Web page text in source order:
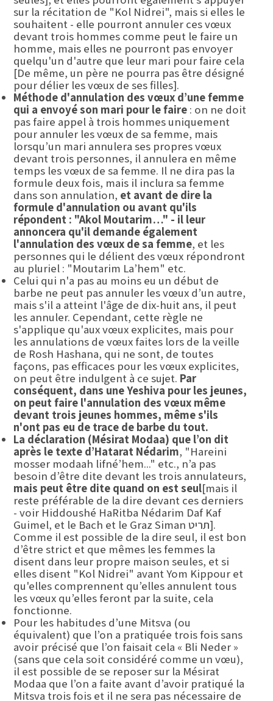
sur la récitation de "Kol Nidrei", mais si elles le
souhaitent - elle pourront annuler ces vœux
devant trois hommes comme peut le faire un
homme, mais elles ne pourront pas envoyer
quelqu'un d'autre que leur mari pour faire cela
[De même, un père ne pourra pas être désigné
pour délier les vœux de ses filles].
Méthode d'annulation des vœux d’une femme
qui a envoyé son mari pour le faire : on ne doit
pas faire appel à trois hommes uniquement
pour annuler les vœux de sa femme, mais
lorsqu’un mari annulera ses propres vœux
devant trois personnes, il annulera en même
temps les vœux de sa femme. Il ne dira pas la
formule deux fois, mais il inclura sa femme
dans son annulation, et avant de dire la
formule d'annulation ou avant qu'ils
répondent : "Akol Moutarim…" - il leur
annoncera qu'il demande également
l'annulation des vœux de sa femme, et les
personnes qui le délient des vœux répondront
au pluriel : "Moutarim La’hem" etc.
Celui qui n'a pas au moins eu un début de
barbe ne peut pas annuler les vœux d’un autre,
mais s'il a atteint l'âge de dix-huit ans, il peut
les annuler. Cependant, cette règle ne
s'applique qu'aux vœux explicites, mais pour
les annulations de vœux faites lors de la veille
de Rosh Hashana, qui ne sont, de toutes
façons, pas efficaces pour les vœux explicites,
on peut être indulgent à ce sujet. Par
conséquent, dans une Yeshiva pour les jeunes,
on peut faire l'annulation des vœux même
devant trois jeunes hommes, même s'ils
n'ont pas eu de trace de barbe du tout.
La déclaration (Mésirat Modaa) que l’on dit
après le texte d’Hatarat Nédarim, "Hareini
mosser modaah lifné’hem..." etc., n’a pas
besoin d’être dite devant les trois annulateurs,
mais peut être dite quand on est seul[mais il
reste préférable de la dire devant ces derniers
- voir Hiddoushé HaRitba Nédarim Daf Kaf
Guimel, et le Bach et le Graz Siman תריט].
Comme il est possible de la dire seul, il est bon
d’être strict et que mêmes les femmes la
disent dans leur propre maison seules, et si
elles disent "Kol Nidrei" avant Yom Kippour et
qu'elles comprennent qu’elles annulent tous
les vœux qu’elles feront par la suite, cela
fonctionne.
Pour les habitudes d’une Mitsva (ou
équivalent) que l’on a pratiquée trois fois sans
avoir précisé que l’on faisait cela « Bli Neder »
(sans que cela soit considéré comme un vœu),
il est possible de se reposer sur la Mésirat
Modaa que l’on a faite avant d’avoir pratiqué la
Mitsva trois fois et il ne sera pas nécessaire de